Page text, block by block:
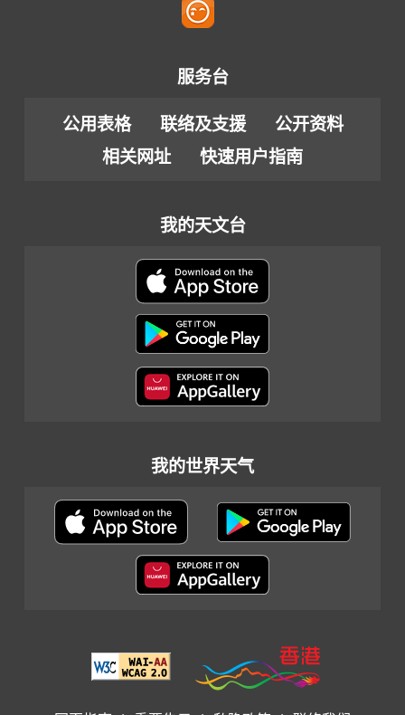
服务台
公用表格 联络及支援
公开资料
相关网址
快速用户指南
我的天文台
我的世界天气